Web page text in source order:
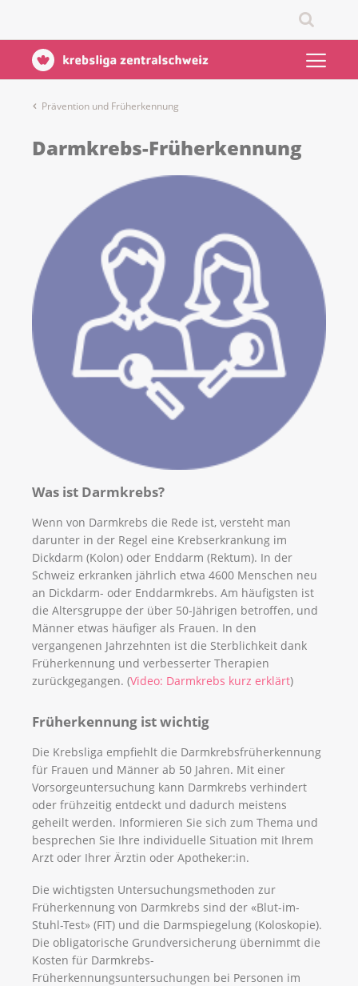
Prävention und Früherkennung
Darmkrebs-Früherkennung
Was ist Darmkrebs?
Wenn von Darmkrebs die Rede ist, versteht man
darunter in der Regel eine Krebserkrankung im
Dickdarm (Kolon) oder Enddarm (Rektum). In der
Schweiz erkranken jährlich etwa 4600 Menschen neu
an Dickdarm- oder Enddarmkrebs. Am häufigsten ist
die Altersgruppe der über 50-Jährigen betroffen, und
Männer etwas häufiger als Frauen. In den
vergangenen Jahrzehnten ist die Sterblichkeit dank
Früherkennung und verbesserter Therapien
zurückgegangen. (Video: Darmkrebs kurz erklärt)
Früherkennung ist wichtig
Die Krebsliga empfiehlt die Darmkrebsfrüherkennung
für Frauen und Männer ab 50 Jahren. Mit einer
Vorsorgeuntersuchung kann Darmkrebs verhindert
oder frühzeitig entdeckt und dadurch meistens
geheilt werden. Informieren Sie sich zum Thema und
besprechen Sie Ihre individuelle Situation mit Ihrem
Arzt oder Ihrer Ärztin oder Apotheker:in.
Die wichtigsten Untersuchungsmethoden zur
Früherkennung von Darmkrebs sind der «Blut-im-
Stuhl-Test» (FIT) und die Darmspiegelung (Koloskopie).
Die obligatorische Grundversicherung übernimmt die
Kosten für Darmkrebs-
Früherkennungsuntersuchungen bei Personen im